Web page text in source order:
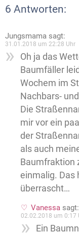
6 Antworten:
Jungsmama sagt:
31.01.2018 um 22:28 Uhr
Oh ja das
Baumfäller
Wochem im
Nachbars-
Die
mir vor ein
der
als auch
Baumfraktion
einmalig. Das
überrascht…
Vanessa sagt:
02.02.2018 um 0:17
Ein